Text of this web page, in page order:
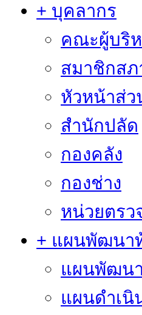
+ บุคลากร
คณะผู้บริ
สมาชิกสภ
หัวหน้าส่ว
สำนักปลัด
กองคลัง
กองช่าง
หน่วยตรว
+ แผนพัฒนา
แผนพัฒน
แผนดำเนิ